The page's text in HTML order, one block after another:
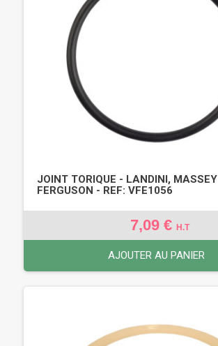
JOINT TORIQUE - LANDINI, MASSEY
FERGUSON - REF: VFE1056
7,09 € H.T
AJOUTER AU PANIER